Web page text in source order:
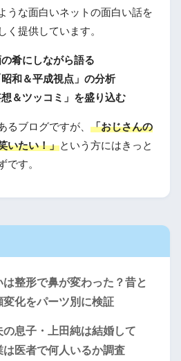
うな面白いネットの面白い話を
く提供しています。
肴にしながら語る
和＆平成視点」の分析
＆ツッコミ」を盛り込む
るブログですが、 「おじさんの
いたい！」という方にはきっと
です。
は整形で鼻が変わった？昔と
変化をパーツ別に検証
の息子・上田純は結婚して
は医者で何人いるか調査